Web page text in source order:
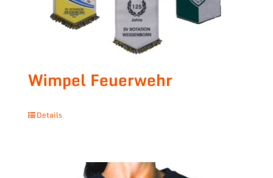
Wimpel Feuerwehr
Details